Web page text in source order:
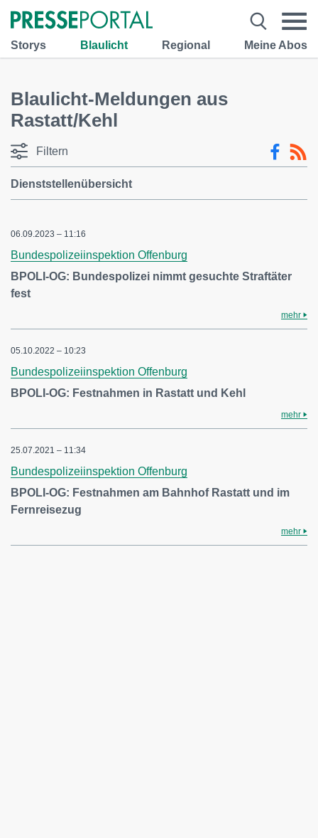
Storys Blaulicht Regional Meine Abos
Blaulicht-Meldungen aus
Rastatt/Kehl
Filtern
Dienststellenübersicht
06.09.2023 – 11:16
Bundespolizeiinspektion Offenburg
BPOLI-OG: Bundespolizei nimmt gesuchte Straftäter
fest
mehr
05.10.2022 – 10:23
Bundespolizeiinspektion Offenburg
BPOLI-OG: Festnahmen in Rastatt und Kehl
mehr
25.07.2021 – 11:34
Bundespolizeiinspektion Offenburg
BPOLI-OG: Festnahmen am Bahnhof Rastatt und im
Fernreisezug
mehr